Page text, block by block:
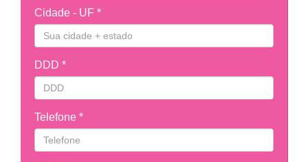
Cidade - UF *
DDD *
Telefone *